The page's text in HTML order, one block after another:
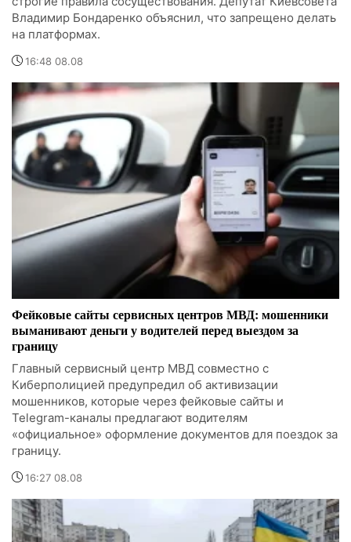
Владимир Бондаренко объяснил, что запрещено делать
на платформах.
16:48 08.08
Фейковые сайты сервисных центров МВД: мошенники
выманивают деньги у водителей перед выездом за
границу
Главный сервисный центр МВД совместно с
Киберполицией предупредил об активизации
мошенников, которые через фейковые сайты и
Telegram-каналы предлагают водителям
«официальное» оформление документов для поездок за
границу.
16:27 08.08